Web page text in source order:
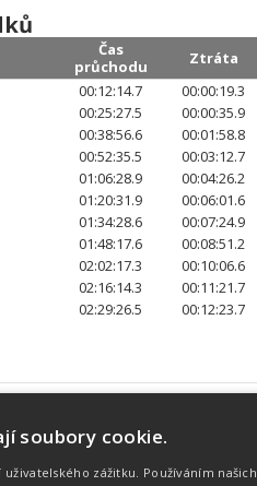
Čas
průchodu
Ztráta
00:12:14.7 00:00:19.3
00:25:27.5 00:00:35.9
00:38:56.6 00:01:58.8
00:52:35.5 00:03:12.7
01:06:28.9 00:04:26.2
01:20:31.9 00:06:01.6
01:34:28.6 00:07:24.9
01:48:17.6 00:08:51.2
02:02:17.3 00:10:06.6
02:16:14.3 00:11:21.7
02:29:26.5 00:12:23.7
profesionální
sportovních
soubory cookie.
zážitku. Používáním našich